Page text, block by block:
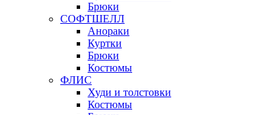
Брюки
СОФТШЕЛЛ
Анораки
Куртки
Брюки
Костюмы
ФЛИС
Худи и толстовки
Костюмы